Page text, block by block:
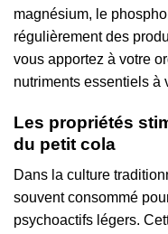
magnésium, le
régulièrement des
vous apportez à votre
nutriments essentiels à
Les propriétés
du petit cola
Dans la culture
souvent consommé
psychoactifs légers.